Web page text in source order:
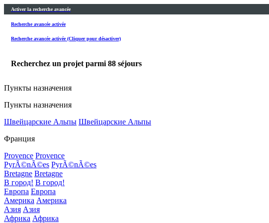
Activer la recherche avancée
Recherche avancée activée
Recherche avancée activée (Cliquer pour désactiver)
Recherchez un projet parmi 88 séjours
Пункты назначения
Пункты назначения
Швейцарские Альпы Швейцарские Альпы
Франция
Provence Provence
PyrÃ©nÃ©es PyrÃ©nÃ©es
Bretagne Bretagne
В город! В город!
Европа Европа
Америка Америка
Азия Азия
Африка Африка